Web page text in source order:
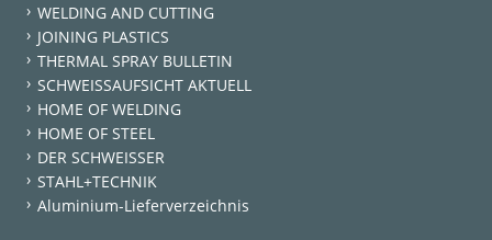
WELDING AND CUTTING
JOINING PLASTICS
THERMAL SPRAY BULLETIN
SCHWEISSAUFSICHT AKTUELL
HOME OF WELDING
HOME OF STEEL
DER SCHWEISSER
STAHL+TECHNIK
Aluminium-Lieferverzeichnis